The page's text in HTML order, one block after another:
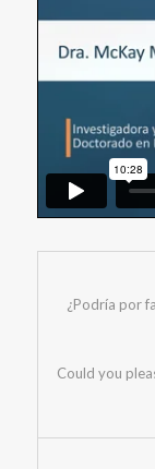
¿Podría por
Could you